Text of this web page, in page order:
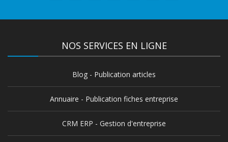
NOS SERVICES EN LIGNE
Blog - Publication articles
Annuaire - Publication fiches entreprise
CRM ERP - Gestion d'entreprise